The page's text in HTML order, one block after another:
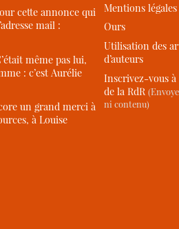
cette annonce qui
mail :
même pas lui,
: c’est Aurélie
un grand merci à
à Louise
Mentions légales
Ours
Utilisation des
d’auteurs
Inscrivez-vous
de la RdR
ni contenu)